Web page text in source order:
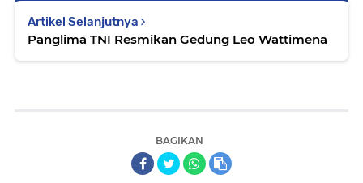
Artikel Selanjutnya
Panglima TNI Resmikan Gedung Leo Wattimena
BAGIKAN